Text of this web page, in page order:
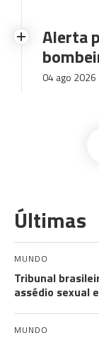
Alerta
04 ago 2026
Últimas
MUNDO
Tribunal
assédio sexual
MUNDO